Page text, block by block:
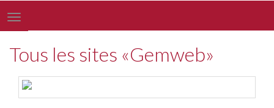
Toggle
navigation
Tous les sites «Gemweb»